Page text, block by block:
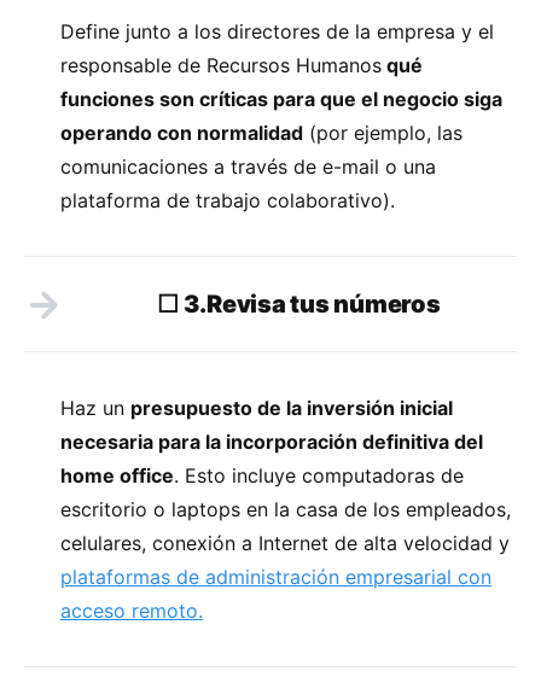
Define junto a los directores de la empresa y el
responsable de Recursos Humanos qué
funciones son críticas para que el negocio siga
operando con normalidad (por ejemplo, las
comunicaciones a través de e-mail o una
plataforma de trabajo colaborativo).
☐ 3.Revisa tus números
Haz un presupuesto de la inversión inicial
necesaria para la incorporación definitiva del
home office. Esto incluye computadoras de
escritorio o laptops en la casa de los empleados,
celulares, conexión a Internet de alta velocidad y
plataformas de administración empresarial con
acceso remoto.